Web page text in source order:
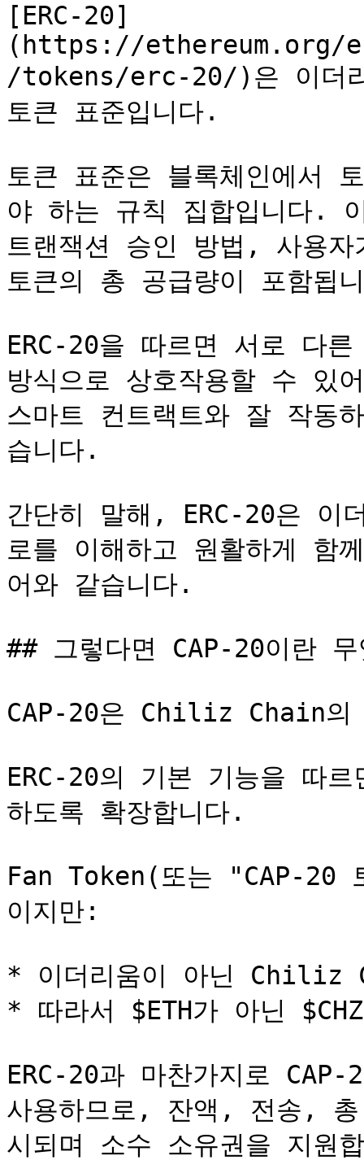
[ERC-20]
(https://ethereum.org/
/tokens/erc-20/)은 이더리
토큰 표준입니다.
토큰 표준은 블록체인에서
야 하는 규칙 집합입니다.
트랜잭션 승인 방법, 사용
토큰의 총 공급량이 포함됩
ERC-20을 따르면 서로 다
방식으로 상호작용할 수
스마트 컨트랙트와 잘 작
습니다.
간단히 말해, ERC-20은 이
로를 이해하고 원활하게 함
어와 같습니다.
## 그렇다면 CAP-20이란 무
CAP-20은 Chiliz Chain의
ERC-20의 기본 기능을 따
하도록 확장합니다.
Fan Token(또는 "CAP-20
이지만:
* 이더리움이 아닌 Chiliz
* 따라서 $ETH가 아닌
ERC-20과 마찬가지로
사용하므로, 잔액, 전송,
시되며 소수 소유권을 지원